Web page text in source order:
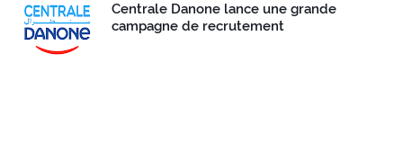
Centrale Danone lance une grande
campagne de recrutement